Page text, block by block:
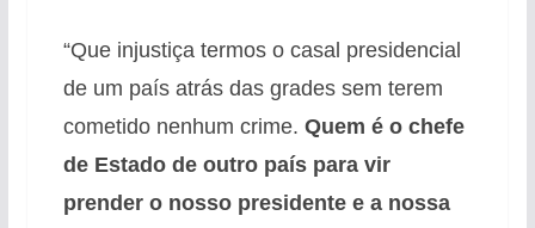
“Que injustiça termos o casal presidencial
de um país atrás das grades sem terem
cometido nenhum crime. Quem é o chefe
de Estado de outro país para vir
prender o nosso presidente e a nossa